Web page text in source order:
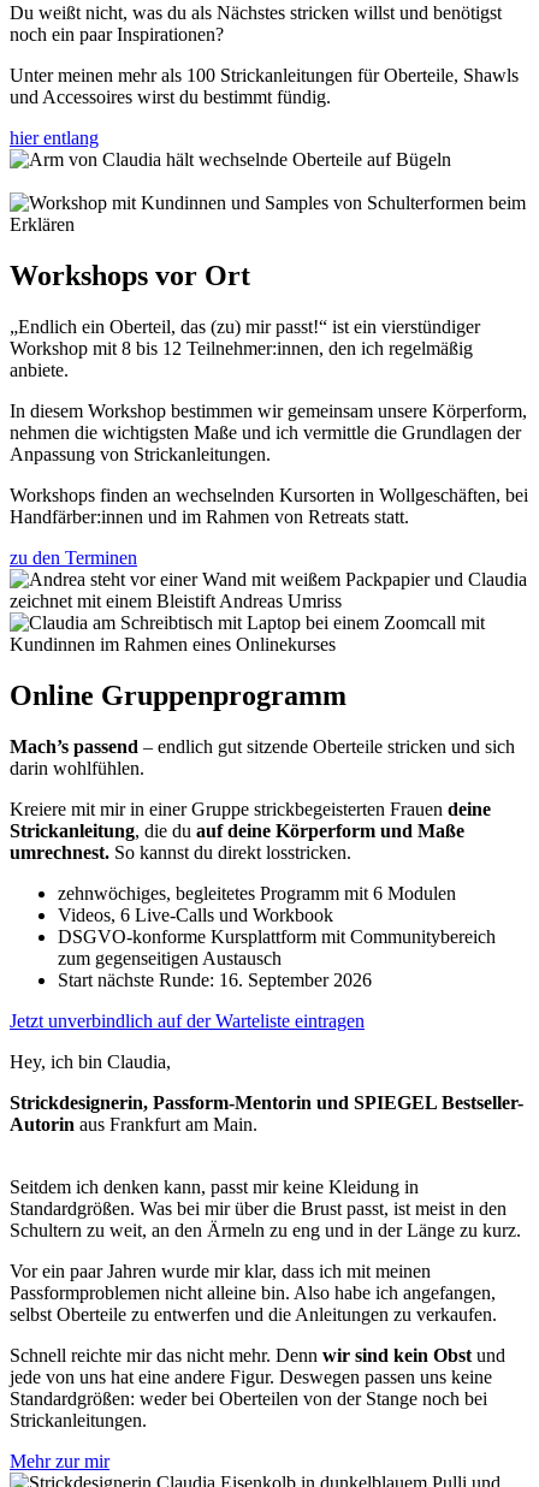
Du weißt nicht, was du als Nächstes stricken willst und benötigst
noch ein paar Inspirationen?
Unter meinen mehr als 100 Strickanleitungen für Oberteile, Shawls
und Accessoires wirst du bestimmt fündig.
hier entlang
Workshops vor Ort
„Endlich ein Oberteil, das (zu) mir passt!“ ist ein vierstündiger
Workshop mit 8 bis 12 Teilnehmer:innen, den ich regelmäßig
anbiete.
In diesem Workshop bestimmen wir gemeinsam unsere Körperform,
nehmen die wichtigsten Maße und ich vermittle die Grundlagen der
Anpassung von Strickanleitungen.
Workshops finden an wechselnden Kursorten in Wollgeschäften, bei
Handfärber:innen und im Rahmen von Retreats statt.
zu den Terminen
Online Gruppenprogramm
Mach’s passend – endlich gut sitzende Oberteile stricken und sich
darin wohlfühlen.
Kreiere mit mir in einer Gruppe strickbegeisterten Frauen deine
Strickanleitung, die du auf deine Körperform und Maße
umrechnest. So kannst du direkt losstricken.
zehnwöchiges, begleitetes Programm mit 6 Modulen
Videos, 6 Live-Calls und Workbook
DSGVO-konforme Kursplattform mit Communitybereich
zum gegenseitigen Austausch
Start nächste Runde: 16. September 2026
Jetzt unverbindlich auf der Warteliste eintragen
Hey, ich bin Claudia,
Strickdesignerin, Passform-Mentorin und SPIEGEL Bestseller-
Autorin aus Frankfurt am Main.
Seitdem ich denken kann, passt mir keine Kleidung in
Standardgrößen. Was bei mir über die Brust passt, ist meist in den
Schultern zu weit, an den Ärmeln zu eng und in der Länge zu kurz.
Vor ein paar Jahren wurde mir klar, dass ich mit meinen
Passformproblemen nicht alleine bin. Also habe ich angefangen,
selbst Oberteile zu entwerfen und die Anleitungen zu verkaufen.
Schnell reichte mir das nicht mehr. Denn wir sind kein Obst und
jede von uns hat eine andere Figur. Deswegen passen uns keine
Standardgrößen: weder bei Oberteilen von der Stange noch bei
Strickanleitungen.
Mehr zur mir